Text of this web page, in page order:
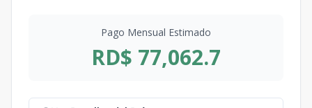
Pago Mensual Estimado
RD$ 77,062.7